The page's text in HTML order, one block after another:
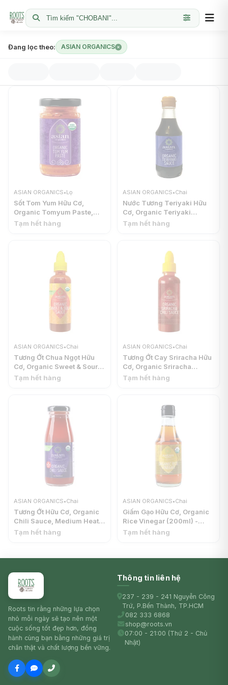
Tìm kiếm "CHOBANI"...
Đang lọc theo: ASIAN ORGANICS
ASIAN ORGANICS•Lọ
Sốt Tom Yum Hữu Cơ,
Organic Tomyum Paste,
4.23 oz (120g) - ASIAN
Tạm hết hàng
ASIAN ORGANICS•Chai
Nước Tương Teriyaki Hữu
Cơ, Organic Teriyaki
Sauce, 7.05 fl oz (200ml) -
Tạm hết hàng
ASIAN ORGANICS•Chai
Tương Ớt Chua Ngọt Hữu
Cơ, Organic Sweet & Sour
Sauce, 9.47 fl oz (280ml) -
Tạm hết hàng
ASIAN ORGANICS•Chai
Tương Ớt Cay Sriracha Hữu
Cơ, Organic Sriracha
Sauce, 9.47 fl oz (280ml) -
Tạm hết hàng
ASIAN ORGANICS•Chai
Tương Ớt Hữu Cơ, Organic
Chili Sauce, Medium Heat,
6.76 fl oz (200ml) - ASIAN
Tạm hết hàng
ASIAN ORGANICS•Chai
Giấm Gạo Hữu Cơ, Organic
Rice Vinegar (200ml) -
ASIAN ORGANICS
Tạm hết hàng
Roots tin rằng những lựa chọn
nhỏ mỗi ngày sẽ tạo nên một
cuộc sống tốt đẹp hơn, đồng
hành cùng bạn bằng những giá trị
chân thật và chất lượng bền vững.
Thông tin liên hệ
237 - 239 - 241 Nguyễn Công
Trứ, P.Bến Thành, TP.HCM
082 333 6868
shop@roots.vn
07:00 - 21:00 (Thứ 2 - Chủ
Nhật)